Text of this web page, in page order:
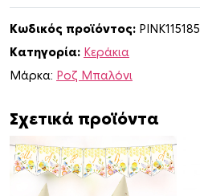
λ
ι
σ
α
ο
σ
Κωδικός προϊόντος: PINK115185
Κατηγορία: Κεράκια
Μάρκα: Ροζ Μπαλόνι
Σχετικά προϊόντα